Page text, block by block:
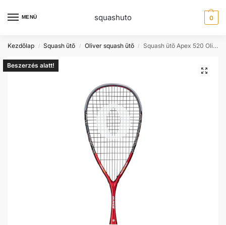
MENÜ squashuto 0
Kezdőlap / Squash ütő / Oliver squash ütő / Squash ütő Apex 520 Oliver
Beszerzés alatt!